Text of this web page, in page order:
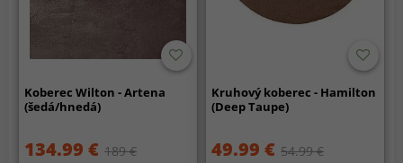
Koberec Wilton - Artena
(šedá/hnedá)
134.99 € 189 €
Kruhový koberec - Hamilton
(Deep Taupe)
49.99 € 54.99 €